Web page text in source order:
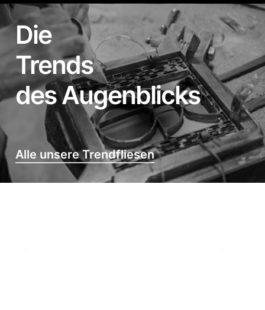
Die
Trends
des Augenblicks
Alle unsere Trendfliesen